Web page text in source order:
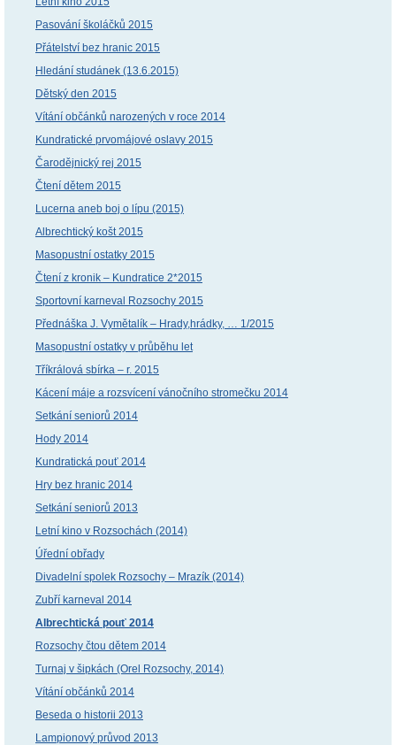
Pasování školáčků 2015
Přátelství bez hranic 2015
Hledání studánek (13.6.2015)
Dětský den 2015
Vítání občánků narozených v roce 2014
Kundratické prvomájové oslavy 2015
Čarodějnický rej 2015
Čtení dětem 2015
Lucerna aneb boj o lípu (2015)
Albrechtický košt 2015
Masopustní ostatky 2015
Čtení z kronik – Kundratice 2*2015
Sportovní karneval Rozsochy 2015
Přednáška J. Vymětalík – Hrady,hrádky, … 1/2015
Masopustní ostatky v průběhu let
Tříkrálová sbírka – r. 2015
Kácení máje a rozsvícení vánočního stromečku 2014
Setkání seniorů 2014
Hody 2014
Kundratická pouť 2014
Hry bez hranic 2014
Setkání seniorů 2013
Letní kino v Rozsochách (2014)
Úřední obřady
Divadelní spolek Rozsochy – Mrazík (2014)
Zubří karneval 2014
Albrechtická pouť 2014
Rozsochy čtou dětem 2014
Turnaj v šipkách (Orel Rozsochy, 2014)
Vítání občánků 2014
Beseda o historii 2013
Lampionový průvod 2013